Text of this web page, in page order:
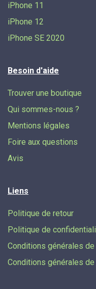
iPhone 11
iPhone 12
iPhone SE 2020
Besoin d'aide
Trouver une boutique
Qui sommes-nous ?
Mentions légales
Foire aux questions
Avis
Liens
Politique de retour
Politique de
Conditions générales de
Conditions générales de